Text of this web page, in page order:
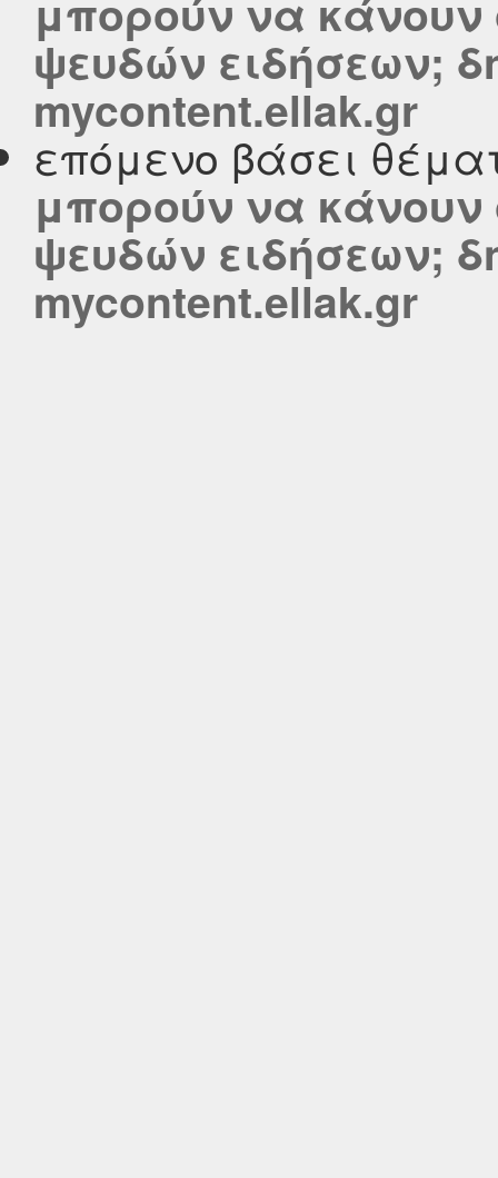
μπορούν να κάνουν
ψευδών ειδήσεων;
mycontent.ellak.gr
επόμενο βάσει
μπορούν να κάνουν
ψευδών ειδήσεων;
mycontent.ellak.gr